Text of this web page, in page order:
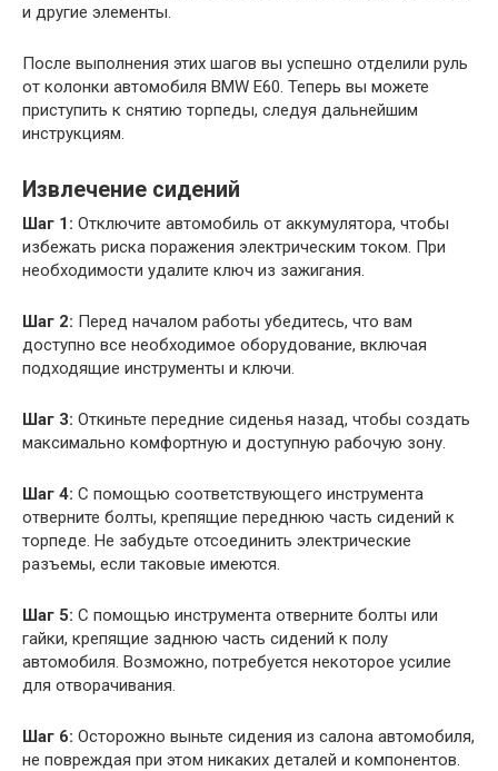
и другие элементы.
После выполнения этих шагов вы успешно отделили руль
от колонки автомобиля BMW E60. Теперь вы можете
приступить к снятию торпеды, следуя дальнейшим
инструкциям.
Извлечение сидений
Шаг 1: Отключите автомобиль от аккумулятора, чтобы
избежать риска поражения электрическим током. При
необходимости удалите ключ из зажигания.
Шаг 2: Перед началом работы убедитесь, что вам
доступно все необходимое оборудование, включая
подходящие инструменты и ключи.
Шаг 3: Откиньте передние сиденья назад, чтобы создать
максимально комфортную и доступную рабочую зону.
Шаг 4: С помощью соответствующего инструмента
отверните болты, крепящие переднюю часть сидений к
торпеде. Не забудьте отсоединить электрические
разъемы, если таковые имеются.
Шаг 5: С помощью инструмента отверните болты или
гайки, крепящие заднюю часть сидений к полу
автомобиля. Возможно, потребуется некоторое усилие
для отворачивания.
Шаг 6: Осторожно выньте сидения из салона автомобиля,
не повреждая при этом никаких деталей и компонентов.